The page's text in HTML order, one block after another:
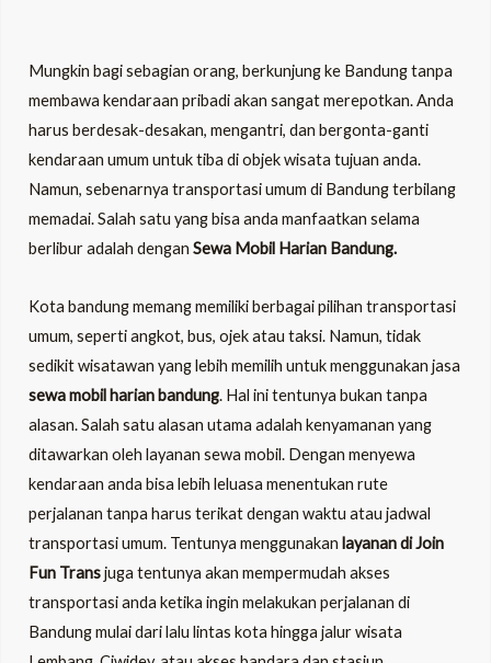
Mungkin bagi sebagian orang, berkunjung ke Bandung tanpa
membawa kendaraan pribadi akan sangat merepotkan. Anda
harus berdesak-desakan, mengantri, dan bergonta-ganti
kendaraan umum untuk tiba di objek wisata tujuan anda.
Namun, sebenarnya transportasi umum di Bandung terbilang
memadai. Salah satu yang bisa anda manfaatkan selama
berlibur adalah dengan Sewa Mobil Harian Bandung.
Kota bandung memang memiliki berbagai pilihan transportasi
umum, seperti angkot, bus, ojek atau taksi. Namun, tidak
sedikit wisatawan yang lebih memilih untuk menggunakan jasa
sewa mobil harian bandung. Hal ini tentunya bukan tanpa
alasan. Salah satu alasan utama adalah kenyamanan yang
ditawarkan oleh layanan sewa mobil. Dengan menyewa
kendaraan anda bisa lebih leluasa menentukan rute
perjalanan tanpa harus terikat dengan waktu atau jadwal
transportasi umum. Tentunya menggunakan layanan di Join
Fun Transjuga tentunya akan mempermudah akses
transportasi anda ketika ingin melakukan perjalanan di
Bandung mulai dari lalu lintas kota hingga jalur wisata